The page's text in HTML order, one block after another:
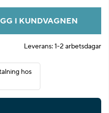
I KUNDVAGNEN
Leverans:1-2 arbetsdagar
hos